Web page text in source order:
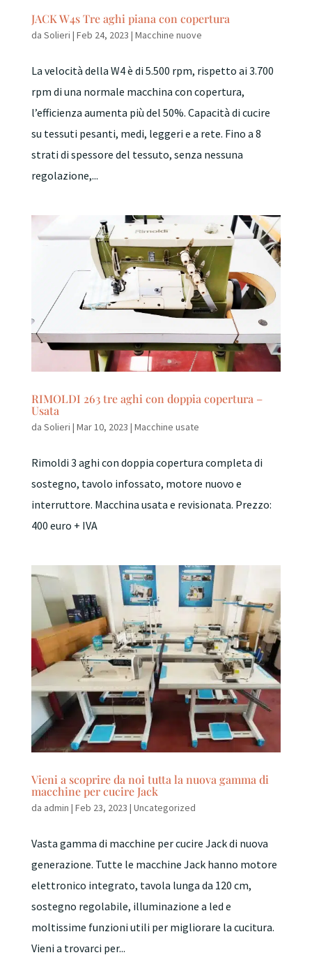
JACK W4s Tre aghi piana con copertura
da Solieri | Feb 24, 2023 | Macchine nuove
La velocità della W4 è di 5.500 rpm, rispetto ai 3.700
rpm di una normale macchina con copertura,
l’efficienza aumenta più del 50%. Capacità di cucire
su tessuti pesanti, medi, leggeri e a rete. Fino a 8
strati di spessore del tessuto, senza nessuna
regolazione,...
RIMOLDI 263 tre aghi con doppia copertura –
Usata
da Solieri | Mar 10, 2023 | Macchine usate
Rimoldi 3 aghi con doppia copertura completa di
sostegno, tavolo infossato, motore nuovo e
interruttore. Macchina usata e revisionata. Prezzo:
400 euro + IVA
Vieni a scoprire da noi tutta la nuova gamma di
macchine per cucire Jack
da admin | Feb 23, 2023 | Uncategorized
Vasta gamma di macchine per cucire Jack di nuova
generazione. Tutte le macchine Jack hanno motore
elettronico integrato, tavola lunga da 120 cm,
sostegno regolabile, illuminazione a led e
moltissime funzioni utili per migliorare la cucitura.
Vieni a trovarci per...